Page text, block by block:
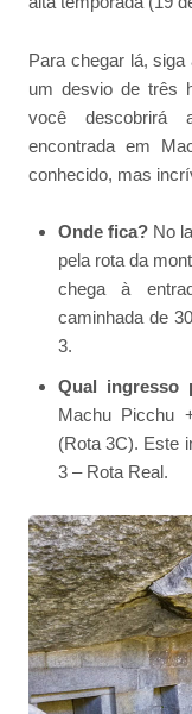
Para chegar lá,
um desvio de três
você descobrirá
encontrada em
conhecido, mas
Onde fica?No
pela rota da
chega à
caminhada de
3.
Qual ingresso
Machu Picchu
(Rota 3C). Este
3 – Rota Real.